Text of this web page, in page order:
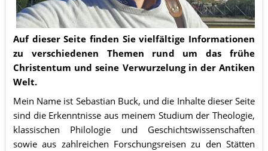
Auf dieser Seite finden Sie vielfältige Informationen
zu verschiedenen Themen rund um das frühe
Christentum und seine Verwurzelung in der Antiken
Welt.
Mein Name ist Sebastian Buck, und die Inhalte dieser Seite
sind die Erkenntnisse aus meinem Studium der Theologie,
klassischen Philologie und Geschichtswissenschaften
sowie aus zahlreichen Forschungsreisen zu den Stätten